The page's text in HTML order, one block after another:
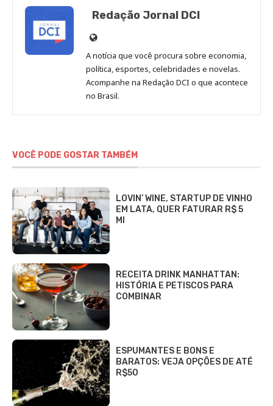
Redação Jornal DCI
Site
de
Redação
Jornal
DCI
A notícia que você procura sobre economia,
política, esportes, celebridades e novelas.
Acompanhe na Redação DCI o que acontece
no Brasil.
VOCÊ PODE GOSTAR TAMBÉM
LOVIN’ WINE, STARTUP DE VINHO
EM LATA, QUER FATURAR R$ 5
MI
RECEITA DRINK MANHATTAN:
HISTÓRIA E PETISCOS PARA
COMBINAR
ESPUMANTES E BONS E
BARATOS: VEJA OPÇÕES DE ATÉ
R$50